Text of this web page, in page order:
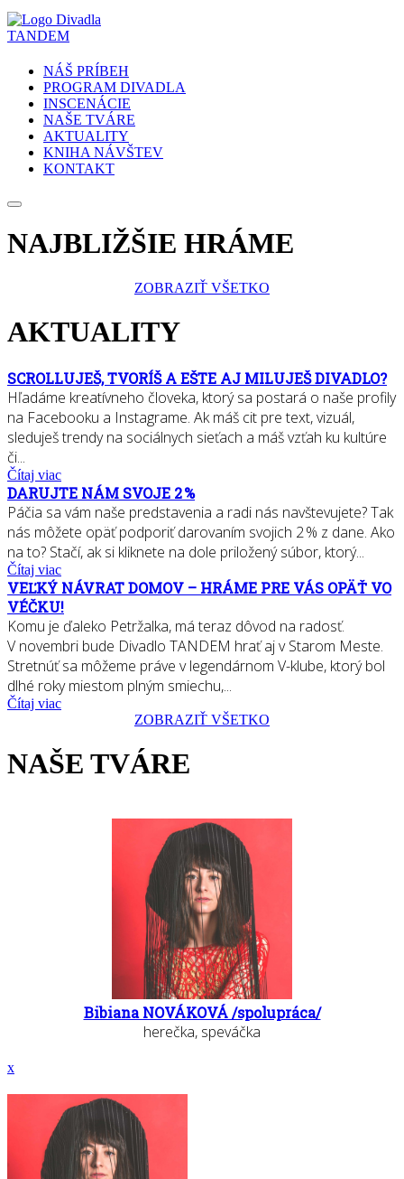
NÁŠ PRÍBEH
PROGRAM DIVADLA
INSCENÁCIE
NAŠE TVÁRE
AKTUALITY
KNIHA NÁVŠTEV
KONTAKT
NAJBLIŽŠIE HRÁME
ZOBRAZIŤ VŠETKO
AKTUALITY
SCROLLUJEŠ, TVORÍŠ A EŠTE AJ MILUJEŠ DIVADLO?
Hľadáme kreatívneho človeka, ktorý sa postará o naše profily
na Facebooku a Instagrame. Ak máš cit pre text, vizuál,
sleduješ trendy na sociálnych sieťach a máš vzťah ku kultúre
či...
Čítaj viac
DARUJTE NÁM SVOJE 2 %
Páčia sa vám naše predstavenia a radi nás navštevujete? Tak
nás môžete opäť podporiť darovaním svojich 2 % z dane. Ako
na to? Stačí, ak si kliknete na dole priložený súbor, ktorý...
Čítaj viac
VEĽKÝ NÁVRAT DOMOV – HRÁME PRE VÁS OPÄŤ VO
VÉČKU!
Komu je ďaleko Petržalka, má teraz dôvod na radosť.
V novembri bude Divadlo TANDEM hrať aj v Starom Meste.
Stretnúť sa môžeme práve v legendárnom V-klube, ktorý bol
dlhé roky miestom plným smiechu,...
Čítaj viac
ZOBRAZIŤ VŠETKO
NAŠE TVÁRE
Bibiana NOVÁKOVÁ /spolupráca/
herečka, speváčka
x